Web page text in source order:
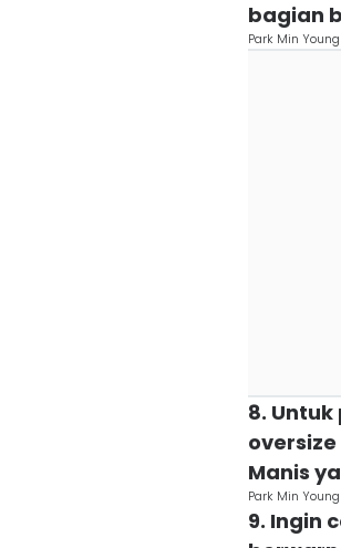
bagian
Park Min
8.
Manis
Park Min
9. Ingin